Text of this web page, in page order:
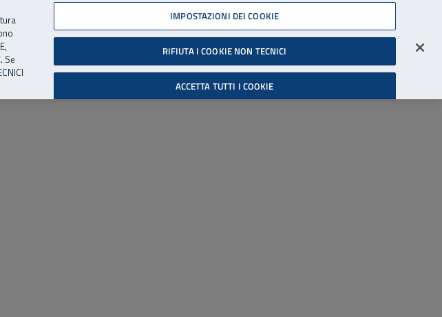
06 45539607
Accessibilità
Cerca
Accedi all'area riservata
Se
IMPOSTAZIONI DEI COOKIE
RIFIUTA I COOKIE NON TECNICI
ACCETTA TUTTI I COOKIE